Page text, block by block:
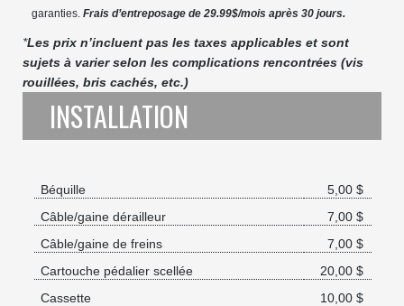
garanties. Frais d’entreposage de 29.99$/mois après 30 jours.
*Les prix n’incluent pas les taxes applicables et sont
sujets à varier selon les complications rencontrées (vis
rouillées, bris cachés, etc.)
INSTALLATION
Béquille
5,00 $
Câble/gaine dérailleur
7,00 $
Câble/gaine de freins
7,00 $
Cartouche pédalier scellée
20,00 $
Cassette
10,00 $